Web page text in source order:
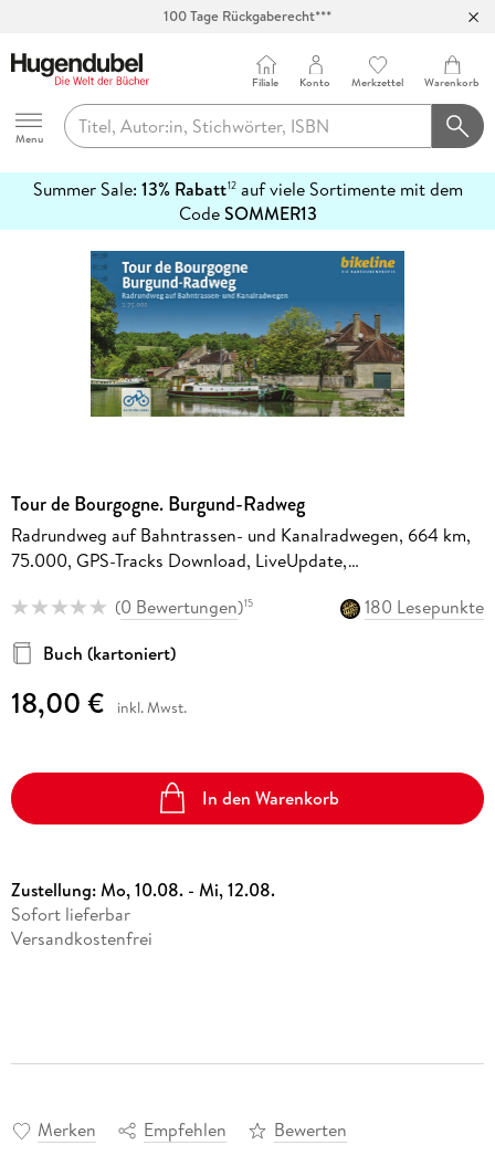
100 Tage Rückgaberecht***
Hugendubel
Menu
Filiale Konto Merkzettel Warenkorb
Summer Sale: 13% Rabatt12auf viele Sortimente mit dem
CodeSOMMER13
erfahren
Tour de Bourgogne. Burgund-Radweg
Radrundweg auf Bahntrassen- und Kanalradwegen, 664 km,
75.000, GPS-Tracks Download, LiveUpdate,
(0 Bewertungen)15
180 Lesepunkte
Buch (kartoniert)
18,00 € inkl. Mwst.
In den Warenkorb
Zustellung:Mo, 10.08. - Mi, 12.08.
Sofort lieferbar
Versandkostenfrei
Merken Empfehlen Bewerten